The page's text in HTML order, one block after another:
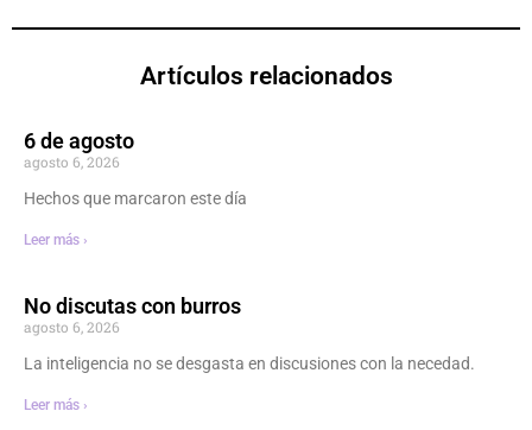
Artículos relacionados
6 de agosto
agosto 6, 2026
Hechos que marcaron este día
Leer más ›
No discutas con burros
agosto 6, 2026
La inteligencia no se desgasta en discusiones con la necedad.
Leer más ›